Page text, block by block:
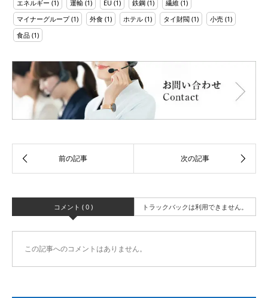
エネルギー (1) 運輸 (1) EU (1) 鉄鋼 (1) 繊維 (1)
マイナーグループ(1) 外食 (1) ホテル (1) タイ財閥 (1) 小売 (1)
食品 (1)
コメント ( 0 ) トラックバックは利用できません。
この記事へのコメントはありません。